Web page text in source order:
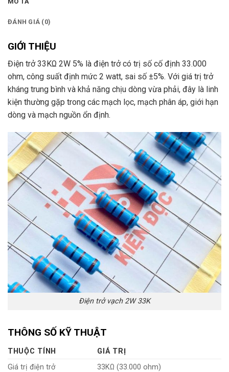
ĐÁNH GIÁ (0)
GIỚI THIỆU
Điện trở 33KΩ 2W 5% là điện trở có trị số cố định 33.000
ohm, công suất định mức 2 watt, sai số ±5%. Với giá trị trở
kháng trung bình và khả năng chịu dòng vừa phải, đây là linh
kiện thường gặp trong các mạch lọc, mạch phân áp, giới hạn
dòng và mạch nguồn ổn định.
Điện trở vạch 2W 33K
THÔNG SỐ KỸ THUẬT
THUỘC TÍNH
GIÁ TRỊ
Giá trị điện trở
33KΩ (33.000 ohm)